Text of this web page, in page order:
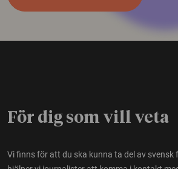
För dig som vill veta
Vi finns för att du ska kunna ta del av svensk